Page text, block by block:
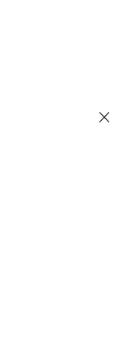
close